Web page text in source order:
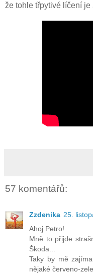
že tohle třpytivé líčení
57 komentářů:
Zzdenika 25.
Ahoj Petro!
Mně to přijde
Škoda...
Taky by mě
nějaké červeno-